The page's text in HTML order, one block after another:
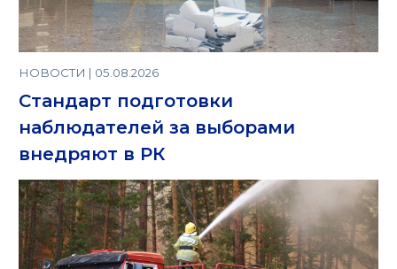
НОВОСТИ | 05.08.2026
Стандарт подготовки
наблюдателей за выборами
внедряют в РК